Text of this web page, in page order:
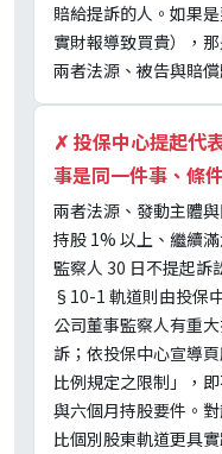
賠給提訴的人。如果
實財報導致買貴），
兩者法源、被告與賠償
✗ 投保中心提起代
事是同一件事、條
兩者法源、發動主體
持股 1% 以上、繼續
監察人 30 日不提起訴
§10-1 軌道則由投保
公司董事監察人有重
訴；依投保中心宣導
比例規定之限制」，
與六個月持股要件。
比個別股東軌道更具